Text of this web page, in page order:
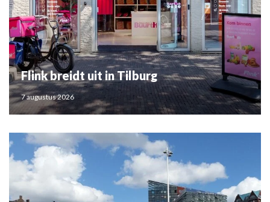
Flink breidt uit in Tilburg
7 augustus 2026